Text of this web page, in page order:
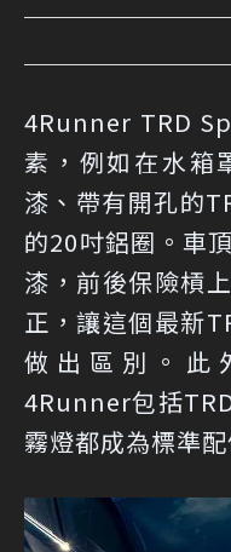
4Runner TRD
素，例如在水箱
漆、帶有開孔的
的20吋鋁圈。車
漆，前後保險槓
正，讓這個最新
做出區別。此
4Runner包括
霧燈都成為標準配